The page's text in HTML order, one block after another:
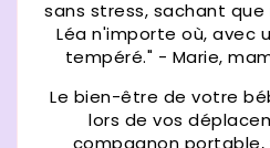
sans stress, sachant que
Léa n'importe où, avec
tempéré." - Marie,
Le bien-être de votre
lors de vos
compagnon portable,